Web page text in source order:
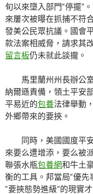
旬以來墮入部門“停擺”
來屢次被曝在抓捕不符
發美公民眾抗議。國會
款法案相威脅，請求其
留言板仍未就此談攏。
馬里蘭州州長辦公
納爾遜責備，領土平安
平易近的包養法律舉動
外鄉帶來的要挾。
同時，美國國度平
來要么遭增添，要么被
聯張水瓶包養網和牛土
衡的工具。邦當局“優
“要挾態勢進級”的現實